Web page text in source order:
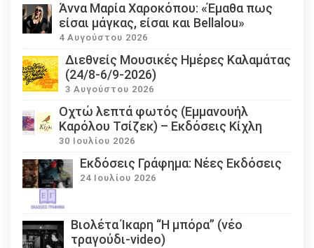
Άννα Μαρία Χαροκόπου: «Έμαθα πως
είσαι μάγκας, είσαι και Bellalou»
4 Αυγούστου 2026
Διεθνείς Μουσικές Ημέρες Καλαμάτας
(24/8-6/9-2026)
3 Αυγούστου 2026
Οχτώ λεπτά φωτός (Εμμανουήλ
Καρόλου Τσίζεκ) – Εκδόσεις Κίχλη
30 Ιουλίου 2026
Εκδόσεις Γράφημα: Νέες Εκδόσεις
24 Ιουλίου 2026
Βιολέτα Ίκαρη “Η μπόρα” (νέο
τραγούδι-video)